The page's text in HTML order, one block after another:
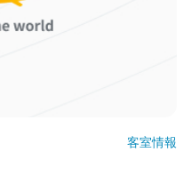
客室情報